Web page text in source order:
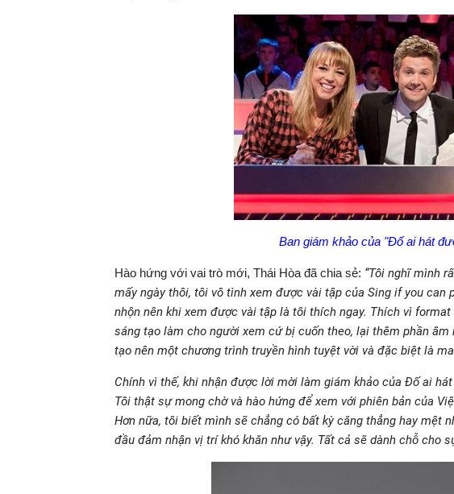
Ban giám khảo của "Đố ai hát
Hào hứng với vai trò mới, Thái Hòa đã chia sẻ: “Tôi nghĩ mình
mấy ngày thôi, tôi vô tình xem được vài tập của Sing if you can
nhộn nên khi xem được vài tập là tôi thích ngay. Thích vì
sáng tạo làm cho người xem cứ bị cuốn theo, lại thêm phần
tạo nên một chương trình truyền hình tuyệt vời và đặc biệt là
Chính vì thế, khi nhận được lời mời làm giám khảo của Đố ai
Tôi thật sự mong chờ và hào hứng để xem với phiên bản của
Hơn nữa, tôi biết mình sẽ chẳng có bất kỳ căng thẳng hay mệt
đầu đảm nhận vị trí khó khăn như vậy. Tất cả sẽ dành chỗ cho